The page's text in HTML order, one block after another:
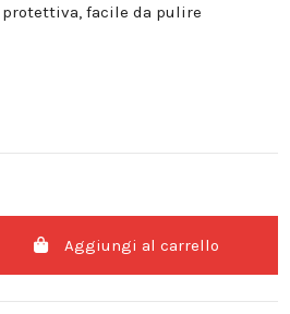
facile da pulire
Aggiungi al carrello